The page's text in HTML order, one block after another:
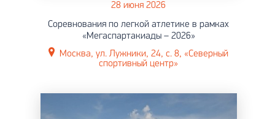
28 июня 2026
Соревнования по легкой атлетике в рамках
«Мегаспартакиады – 2026»
Москва, ул. Лужники, 24, с. 8, «Северный
спортивный центр»